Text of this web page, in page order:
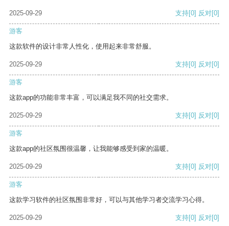
2025-09-29 支持[0] 反对[0]
游客
这款软件的设计非常人性化，使用起来非常舒服。
2025-09-29 支持[0] 反对[0]
游客
这款app的功能非常丰富，可以满足我不同的社交需求。
2025-09-29 支持[0] 反对[0]
游客
这款app的社区氛围很温馨，让我能够感受到家的温暖。
2025-09-29 支持[0] 反对[0]
游客
这款学习软件的社区氛围非常好，可以与其他学习者交流学习心得。
2025-09-29 支持[0] 反对[0]